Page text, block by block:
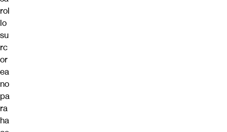
rol
lo
su
rc
or
ea
no
pa
ra
ha